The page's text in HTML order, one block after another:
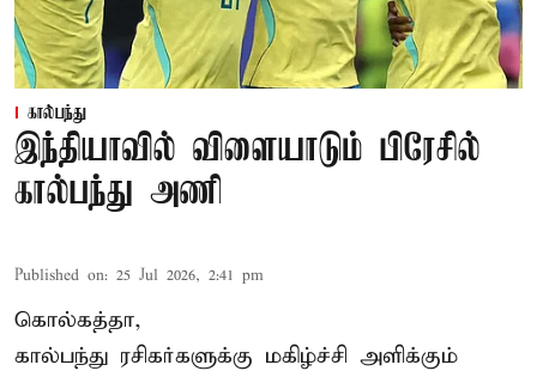
கால்பந்து
இந்தியாவில் விளையாடும் பிரேசில்
கால்பந்து அணி
Published on: 25 Jul 2026, 2:41 pm
கொல்கத்தா,
கால்பந்து ரசிகர்களுக்கு மகிழ்ச்சி அளிக்கும்